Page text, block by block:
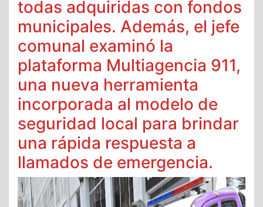
todas adquiridas con fondos
municipales. Además, el jefe
comunal examinó la
plataforma Multiagencia 911,
una nueva herramienta
incorporada al modelo de
seguridad local para brindar
una rápida respuesta a
llamados de emergencia.